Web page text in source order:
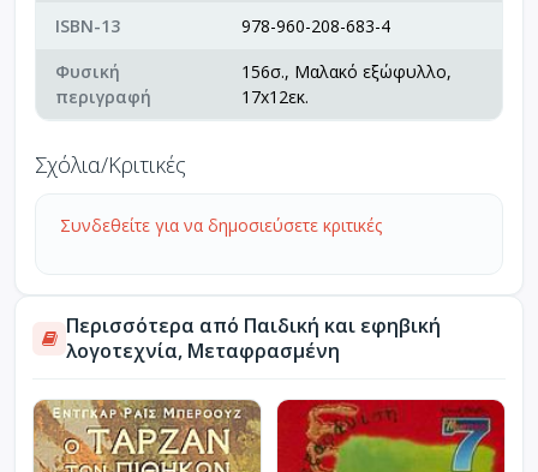
ISBN-13
978-960-208-683-4
Φυσική
περιγραφή
156σ., Μαλακό εξώφυλλο,
17x12εκ.
Σχόλια/Κριτικές
Συνδεθείτε για να δημοσιεύσετε κριτικές
Περισσότερα από Παιδική και εφηβική
λογοτεχνία, Μεταφρασμένη